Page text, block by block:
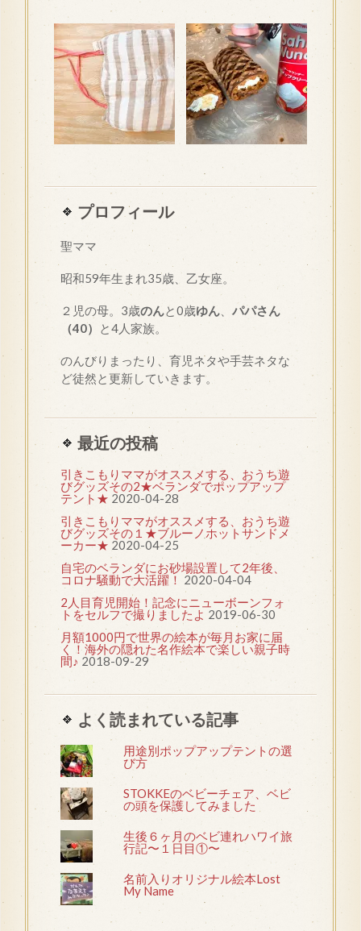
プロフィール
聖ママ
昭和59年生まれ35歳、乙女座。
２児の母。3歳のんと0歳ゆん
パパさん
（40）
と4人家族。
のんびりまったり、育児ネタや手芸ネタな
ど徒然と更新していきます。
最近の投稿
引きこもりママがオススメする、おうち遊
びグッズその2★ベランダでポップアップ
テント★ 2020-04-28
引きこもりママがオススメする、おうち遊
びグッズその１★ブルーノホットサンドメ
ーカー★ 2020-04-25
自宅のベランダにお砂場設置して2年後、
コロナ騒動で大活躍！ 2020-04-04
2人目育児開始！記念にニューボーンフォ
トをセルフで撮りましたよ 2019-06-30
月額1000円で世界の絵本が毎月お家に届
く！海外の隠れた名作絵本で楽しい親子時
間♪ 2018-09-29
よく読まれている記事
用途別ポップアップテントの選
び方
STOKKEのベビーチェア、ベビ
の頭を保護してみました
生後６ヶ月のベビ連れハワイ旅
行記〜１日目①〜
名前入りオリジナル絵本Lost
My Name